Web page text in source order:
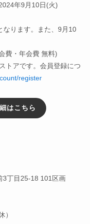
年9月10日(火)
ります。また、9月10
費・年会費 無料)
トアです。会員登録につ
register
はこちら
3丁目25-18 101区画
）